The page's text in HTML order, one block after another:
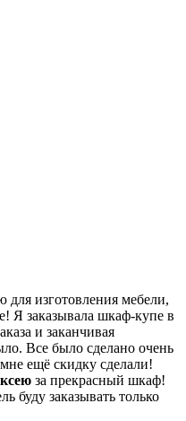
изготовления мебели,
Я заказывала шкаф-купе в
и заканчивая
Все было сделано очень
ещё скидку сделали!
за прекрасный шкаф!
буду заказывать только